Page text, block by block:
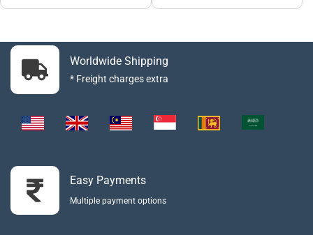
Worldwide Shipping
* Freight charges extra
Easy Payments
Multiple payment options